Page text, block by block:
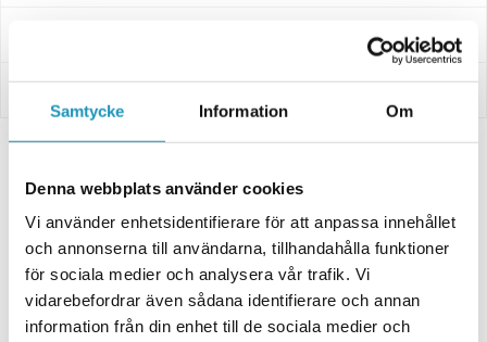
Samtycke Information Om
Denna webbplats använder cookies
Vi använder enhetsidentifierare för att anpassa innehållet
och annonserna till användarna, tillhandahålla funktioner
för sociala medier och analysera vår trafik. Vi
vidarebefordrar även sådana identifierare och annan
information från din enhet till de sociala medier och
Relaterade produkter